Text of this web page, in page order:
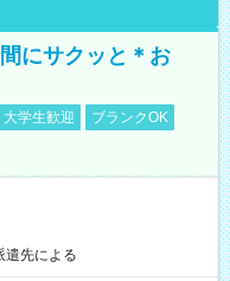
にサクッと＊お
大学生歓迎
ブランクOK
先による